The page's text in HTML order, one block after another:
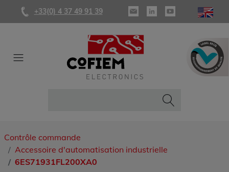
+33(0) 4 37 49 91 39
Contrôle commande
Accessoire d'automatisation industrielle
6ES71931FL200XA0